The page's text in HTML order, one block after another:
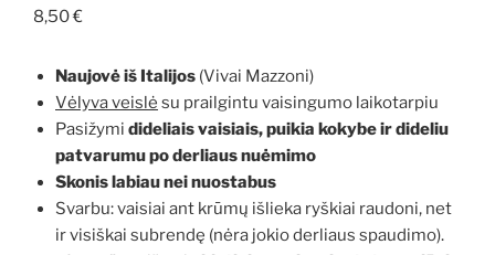
8,50€
Naujovė iš Italijos (Vivai Mazzoni)
Vėlyva veislė su prailgintu vaisingumo laikotarpiu
Pasižymi dideliais vaisiais,puikia kokybe ir dideliu
patvarumu po derliaus nuėmimo
Skonis labiau nei nuostabus
Svarbu: vaisiai ant krūmų išlieka ryškiai raudoni, net
ir visiškai subrendę (nėra jokio derliaus spaudimo).